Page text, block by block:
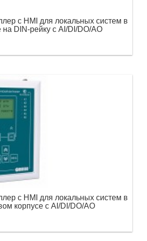
с HMI для локальных систем в
на DIN-рейку с AI/DI/DO/AO
с HMI для локальных систем в
корпусе с AI/DI/DO/AO